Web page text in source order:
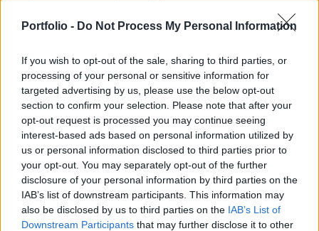
Portfolio - Do Not Process My Personal Information
If you wish to opt-out of the sale, sharing to third parties, or
processing of your personal or sensitive information for
targeted advertising by us, please use the below opt-out
section to confirm your selection. Please note that after your
opt-out request is processed you may continue seeing
interest-based ads based on personal information utilized by
us or personal information disclosed to third parties prior to
your opt-out. You may separately opt-out of the further
disclosure of your personal information by third parties on the
IAB’s list of downstream participants. This information may
also be disclosed by us to third parties on the IAB’s List of
Downstream Participants that may further disclose it to other
nyugdíjreformot, de világossá teszi: ha
annak nemcsak súlyos költségvetési ára lehet, de
az uniós forrásokhoz való hozzáférés terén is
negatív hatással járhat.
Back to Europe 2026Az áprilisi választások után
visszakerült az európai térképre Magyarország, a kormány
kiemelt célja az uniós források hazahozatala, illetve
hosszabb távon az euró bevezetése. Milyen utat kell
bejárnia Magyarországnak addig és mekkora lökést
adhatnak az uniós pénzek a gazdaságnak? Ezzel a